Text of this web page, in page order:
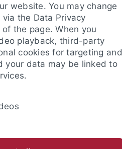
FACILITIES
on campus Public engagement
website. You may change
the Data Privacy
the page. When you
playback, third-party
cookies for targeting and
your data may be linked to